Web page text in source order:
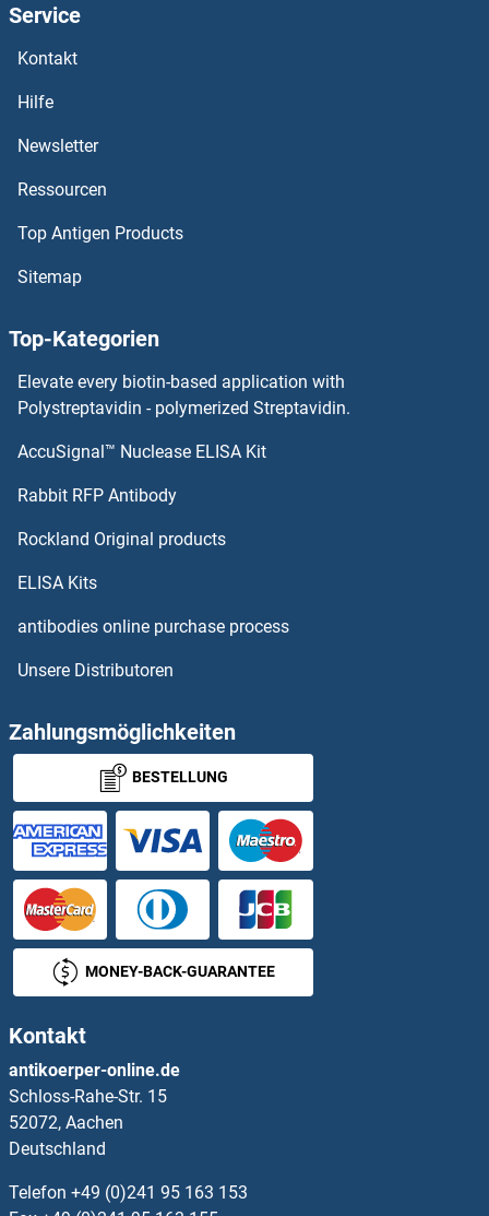
Hemopexin ELISA Kits
Hemoglobin, mu ELISA Kits
Hemoglobin beta ELISA Kits
HESX Homeobox 1 ELISA Kits
HEXB ELISA Kits
HEXDC ELISA Kits
HEXIM1 ELISA Kits
Hexokinase ELISA Kits
Hexokinase 1 ELISA Kits
Hexokinase 2 ELISA Kits
Hexosaminidase A ELISA Kits
HFE2 ELISA Kits
HGF ELISA Kits
HGFA ELISA Kits
Service
Kontakt
Hilfe
Newsletter
Ressourcen
Top Antigen Products
Sitemap
Top-Kategorien
Elevate every biotin-based application with
Polystreptavidin - polymerized Streptavidin.
AccuSignal™ Nuclease ELISA Kit
Rabbit RFP Antibody
Rockland Original products
ELISA Kits
antibodies online purchase process
Unsere Distributoren
Zahlungsmöglichkeiten
BESTELLUNG
MONEY-BACK-GUARANTEE
Kontakt
antikoerper-online.de
Schloss-Rahe-Str. 15
52072, Aachen
Deutschland
Telefon +49 (0)241 95 163 153